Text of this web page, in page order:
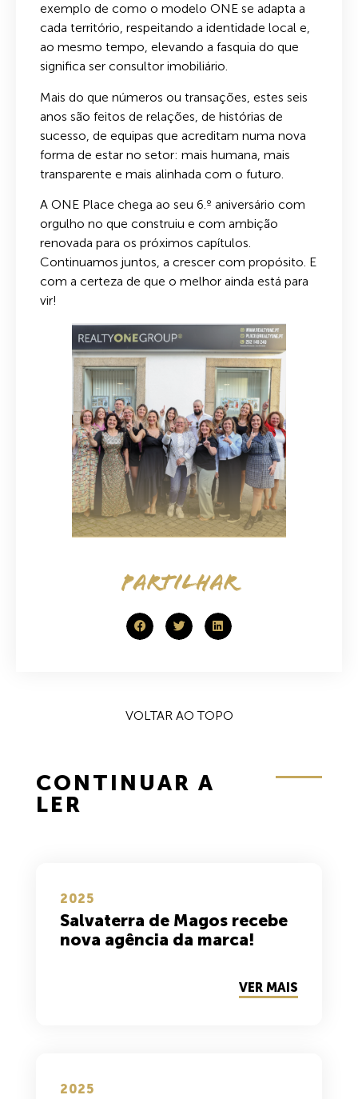
exemplo de como o modelo ONE se adapta a
cada território, respeitando a identidade local e,
ao mesmo tempo, elevando a fasquia do que
significa ser consultor imobiliário.
Mais do que números ou transações, estes seis
anos são feitos de relações, de histórias de
sucesso, de equipas que acreditam numa nova
forma de estar no setor: mais humana, mais
transparente e mais alinhada com o futuro.
A ONE Place chega ao seu 6.º aniversário com
orgulho no que construiu e com ambição
renovada para os próximos capítulos.
Continuamos juntos, a crescer com propósito. E
com a certeza de que o melhor ainda está para
vir!
PARTILHAR
VOLTAR AO TOPO
CONTINUAR A
LER
2025
Salvaterra de Magos recebe
nova agência da marca!
VER MAIS
2025